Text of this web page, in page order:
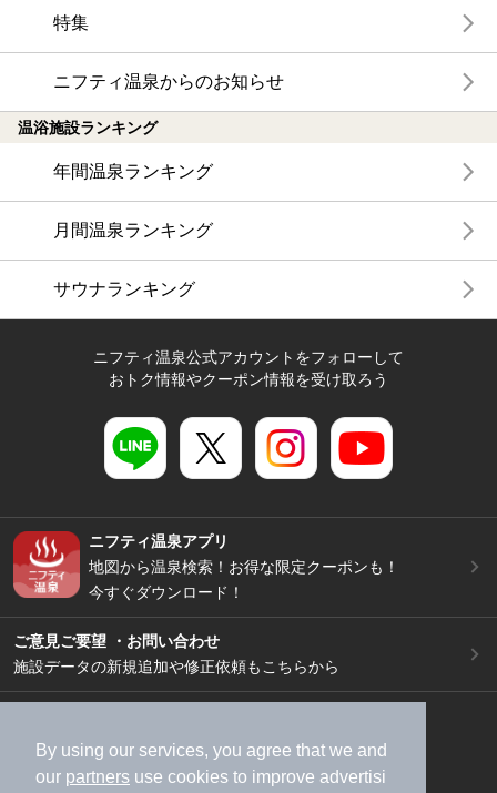
By using our services, you agree that we and
our partners use cookies to improve advertisi
特集
ニフティ温泉からのお知らせ
温浴施設ランキング
年間温泉ランキング
月間温泉ランキング
サウナランキング
ニフティ温泉公式アカウントをフォローして
おトク情報やクーポン情報を受け取ろう
ニフティ温泉アプリ
地図から温泉検索！お得な限定クーポンも！
今すぐダウンロード！
ご意見ご要望 ・お問い合わせ
施設データの新規追加や修正依頼もこちらから
加盟店募集（資料請求）
広告出稿のご案内
利用規約
ライフスタイルMEMBERS+規約